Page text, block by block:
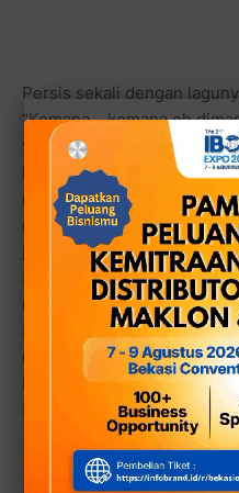
Persis sekali dengan
"Kemana... kemana oh
yang jujur sama susahnya
hukum yang
massa jauh-jauh datang
dangdut di depan gedung
juga KPK Mendadak
sekaligus dalam pengertian
mendadak jadi lebih
sebelumnya KPK memang
dalam memberantas
begitulah yang kita baca
sepeti liputan